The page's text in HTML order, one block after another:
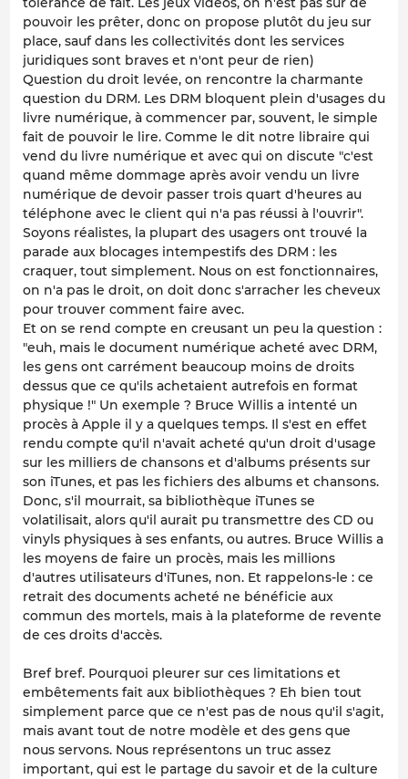
pouvoir les prêter, donc on propose plutôt du jeu sur
place, sauf dans les collectivités dont les services
juridiques sont braves et n'ont peur de rien)
Question du droit levée, on rencontre la charmante
question du DRM. Les DRM bloquent plein d'usages du
livre numérique, à commencer par, souvent, le simple
fait de pouvoir le lire. Comme le dit notre libraire qui
vend du livre numérique et avec qui on discute "c'est
quand même dommage après avoir vendu un livre
numérique de devoir passer trois quart d'heures au
téléphone avec le client qui n'a pas réussi à l'ouvrir".
Soyons réalistes, la plupart des usagers ont trouvé la
parade aux blocages intempestifs des DRM : les
craquer, tout simplement. Nous on est fonctionnaires,
on n'a pas le droit, on doit donc s'arracher les cheveux
pour trouver comment faire avec.
Et on se rend compte en creusant un peu la question :
"euh, mais le document numérique acheté avec DRM,
les gens ont carrément beaucoup moins de droits
dessus que ce qu'ils achetaient autrefois en format
physique !" Un exemple ? Bruce Willis a intenté un
procès à Apple il y a quelques temps. Il s'est en effet
rendu compte qu'il n'avait acheté qu'un droit d'usage
sur les milliers de chansons et d'albums présents sur
son iTunes, et pas les fichiers des albums et chansons.
Donc, s'il mourrait, sa bibliothèque iTunes se
volatilisait, alors qu'il aurait pu transmettre des CD ou
vinyls physiques à ses enfants, ou autres. Bruce Willis a
les moyens de faire un procès, mais les millions
d'autres utilisateurs d'iTunes, non. Et rappelons-le : ce
retrait des documents acheté ne bénéficie aux
commun des mortels, mais à la plateforme de revente
de ces droits d'accès.
Bref bref. Pourquoi pleurer sur ces limitations et
embêtements fait aux bibliothèques ? Eh bien tout
simplement parce que ce n'est pas de nous qu'il s'agit,
mais avant tout de notre modèle et des gens que
nous servons. Nous représentons un truc assez
important, qui est le partage du savoir et de la culture